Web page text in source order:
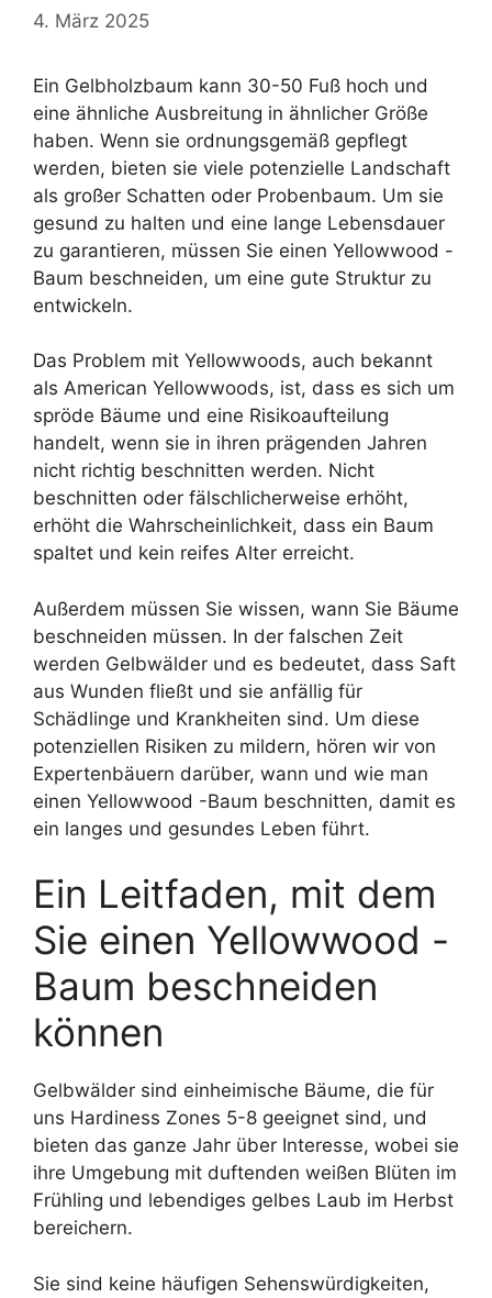
4. März 2025
Ein Gelbholzbaum kann 30-50 Fuß hoch und
eine ähnliche Ausbreitung in ähnlicher Größe
haben. Wenn sie ordnungsgemäß gepflegt
werden, bieten sie viele potenzielle Landschaft
als großer Schatten oder Probenbaum. Um sie
gesund zu halten und eine lange Lebensdauer
zu garantieren, müssen Sie einen Yellowwood -
Baum beschneiden, um eine gute Struktur zu
entwickeln.
Das Problem mit Yellowwoods, auch bekannt
als American Yellowwoods, ist, dass es sich um
spröde Bäume und eine Risikoaufteilung
handelt, wenn sie in ihren prägenden Jahren
nicht richtig beschnitten werden. Nicht
beschnitten oder fälschlicherweise erhöht,
erhöht die Wahrscheinlichkeit, dass ein Baum
spaltet und kein reifes Alter erreicht.
Außerdem müssen Sie wissen, wann Sie Bäume
beschneiden müssen. In der falschen Zeit
werden Gelbwälder und es bedeutet, dass Saft
aus Wunden fließt und sie anfällig für
Schädlinge und Krankheiten sind. Um diese
potenziellen Risiken zu mildern, hören wir von
Expertenbäuern darüber, wann und wie man
einen Yellowwood -Baum beschnitten, damit es
ein langes und gesundes Leben führt.
Ein Leitfaden, mit dem
Sie einen Yellowwood -
Baum beschneiden
können
Gelbwälder sind einheimische Bäume, die für
uns Hardiness Zones 5-8 geeignet sind, und
bieten das ganze Jahr über Interesse, wobei sie
ihre Umgebung mit duftenden weißen Blüten im
Frühling und lebendiges gelbes Laub im Herbst
bereichern.
Sie sind keine häufigen Sehenswürdigkeiten,